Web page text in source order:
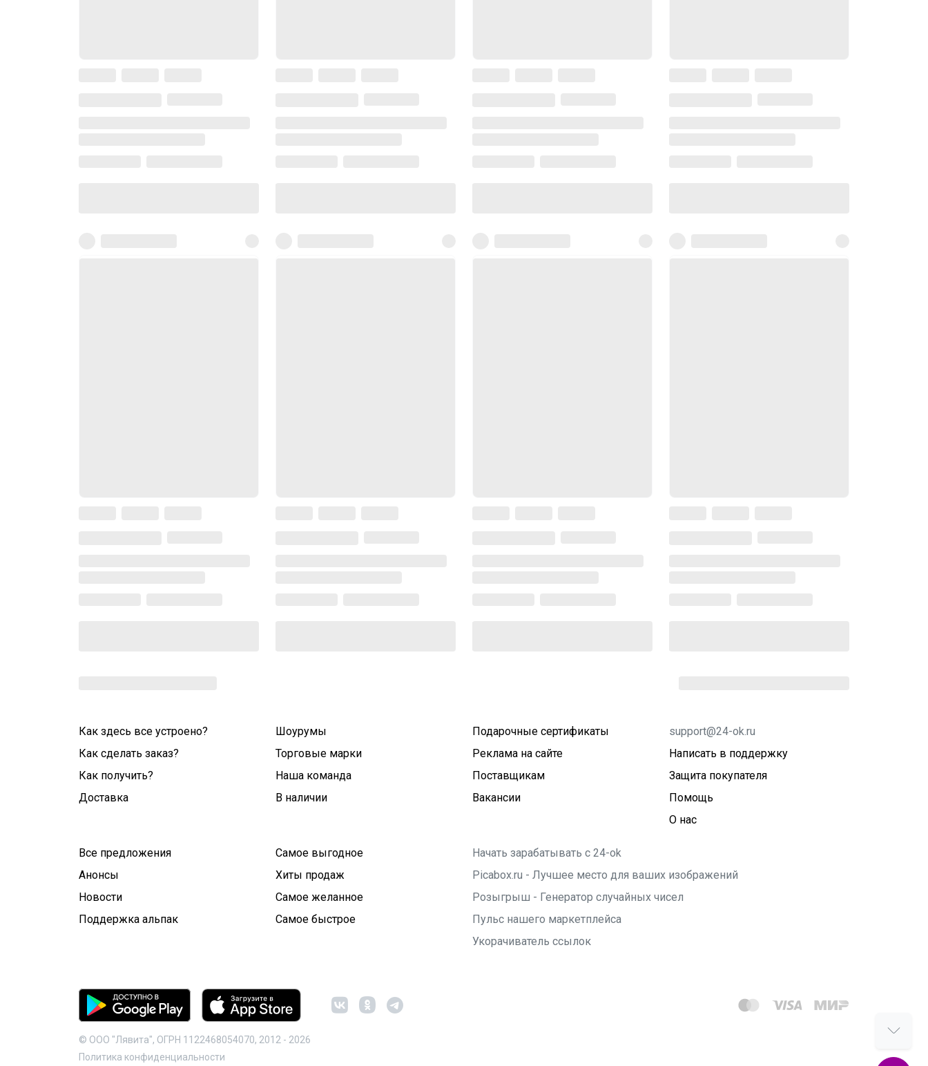
Как здесь все устроено?
Как сделать заказ?
Как получить?
Доставка
Шоурумы
Торговые марки
Наша команда
В наличии
Подарочные сертификаты
Реклама на сайте
Поставщикам
Вакансии
support@24-ok.ru
Написать в поддержку
Защита покупателя
Помощь
О нас
Все предложения
Анонсы
Новости
Поддержка альпак
Самое выгодное
Хиты продаж
Самое желанное
Самое быстрое
Начать зарабатывать с 24-ok
Picabox.ru - Лучшее место для ваших изображений
Розыгрыш - Генератор случайных чисел
Пульс нашего маркетплейса
Укорачиватель ссылок
© ООО "Лявита", ОГРН 1122468054070, 2012 - 2026
Политика конфиденциальности